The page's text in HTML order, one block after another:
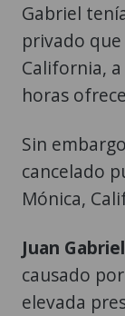
Gabriel
privado
California, a
horas
Sin
cancelado
Mónica,
Juan Gabriel
causado
elevada